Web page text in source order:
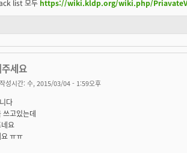
list 모두 https://wiki.kldp.org/wiki.php/
세요
성시간: 수, 2015/03/04 - 1:59오후
다
쓰고있는데
요
ㅠㅠ